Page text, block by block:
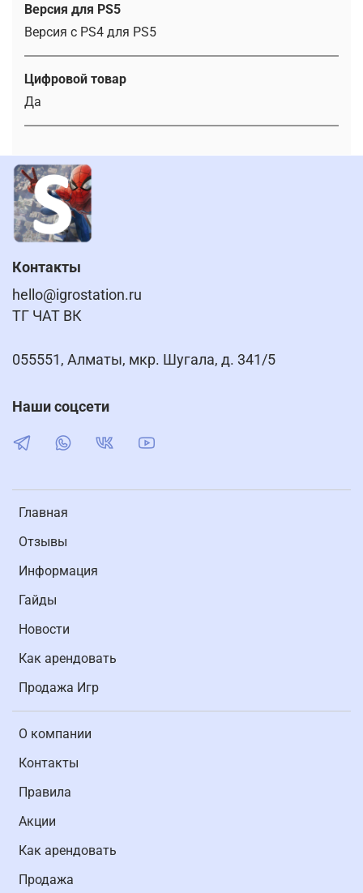
Версия для PS5
Версия с PS4 для PS5
Цифровой товар
Да
Главная
Отзывы
Информация
Гайды
Новости
Как арендовать
Продажа Игр
О компании
Контакты
Правила
Акции
Как арендовать
Продажа
Контакты
hello@igrostation.ru
ТГ ЧАТ ВК
055551, Алматы, мкр. Шугала, д. 341/5
Наши соцсети